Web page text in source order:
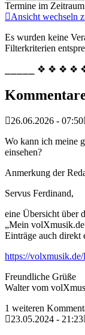
Termine im
Ansicht wechseln
Es wurden keine
Filterkriterien
⎯⎯⎯⎯⎯ ❖ ❖ ❖ ❖
26.06.2026 - 07:50
Wo kann ich meine
einsehen?
Anmerkung der
Servus Ferdinand,
eine Übersicht über
„Mein
Einträge auch direkt
https://
Freundliche Grüße
Walter vom
1 weiteren
23.05.2024 - 21:23